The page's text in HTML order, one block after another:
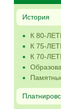
История
К 80-
К 75-
К 70-